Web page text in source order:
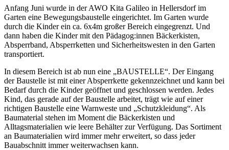
Anfang Juni wurde in der AWO Kita Galileo in Hellersdorf im
Garten eine Bewegungsbaustelle eingerichtet. Im Garten wurde
durch die Kinder ein ca. 6x4m großer Bereich eingegrenzt. Und
dann haben die Kinder mit den Pädagog:innen Bäckerkisten,
Absperrband, Absperrketten und Sicherheitswesten in den Garten
transportiert.
In diesem Bereich ist ab nun eine „BAUSTELLE“. Der Eingang
der Baustelle ist mit einer Absperrkette gekennzeichnet und kann bei
Bedarf durch die Kinder geöffnet und geschlossen werden. Jedes
Kind, das gerade auf der Baustelle arbeitet, trägt wie auf einer
richtigen Baustelle eine Warnweste und „Schutzkleidung“. Als
Baumaterial stehen im Moment die Bäckerkisten und
Alltagsmaterialien wie leere Behälter zur Verfügung. Das Sortiment
an Baumaterialien wird immer mehr erweitert, so dass jeder
Bauabschnitt immer weiterwachsen kann.